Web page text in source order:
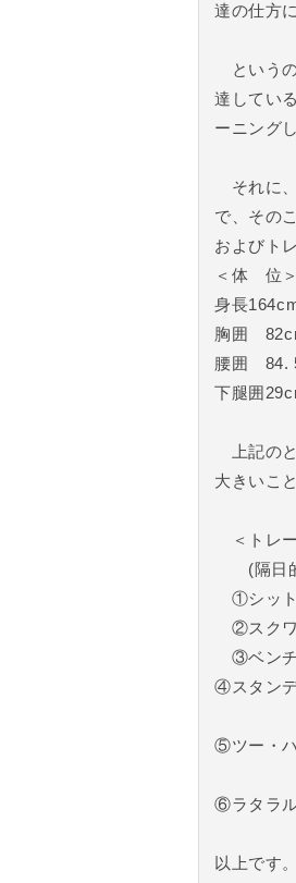
達の仕方
という
達してい
ーニング
それに
で、その
およびト
＜体 位＞
身長
胸囲
腰囲 84.
下腿囲
上記の
大きいこ
＜トレ
(隔日的
①シッ
②スク
③ベン
④スタン
⑤ツー・
26.5
⑥ラタラ
3 kg
以上で